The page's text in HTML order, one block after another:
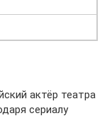
актёр театра
сериалу